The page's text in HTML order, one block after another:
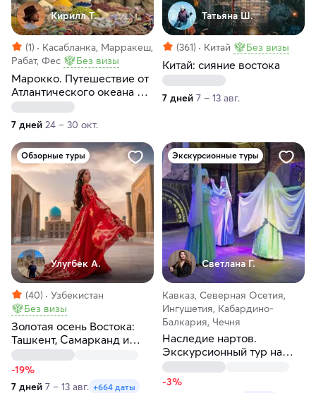
Кирилл T.
(1)
Касабланка, Марракеш,
Рабат, Фес
Без визы
Марокко. Путешествие от
Атлантического океана до
пустыни Сахары
7 дней 24 – 30 окт.
Татьяна Ш.
(361) Китай Без визы
Китай: сияние востока
7 дней 7 – 13 авг.
Обзорные туры
Улугбек А.
(40)
Узбекистан
Без визы
Золотая осень Востока:
Ташкент, Самарканд и
Бухара
-19%
7 дней 7 – 13 авг. +664 даты
Экскурсионные туры
Светлана Г.
Кавказ, Северная Осетия,
Ингушетия, Кабардино-
Балкария, Чечня
Наследие нартов.
Экскурсионный тур на
Северный Кавказ
-3%